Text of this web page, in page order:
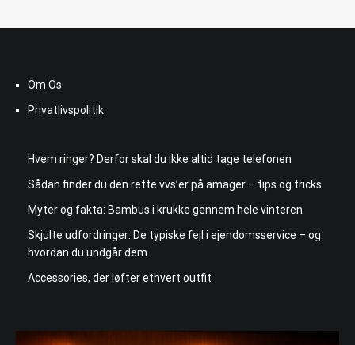
Om Os
Privatlivspolitik
Hvem ringer? Derfor skal du ikke altid tage telefonen
Sådan finder du den rette vvs’er på amager – tips og tricks
Myter og fakta: Bambus i krukke gennem hele vinteren
Skjulte udfordringer: De typiske fejl i ejendomsservice – og
hvordan du undgår dem
Accessories, der løfter ethvert outfit